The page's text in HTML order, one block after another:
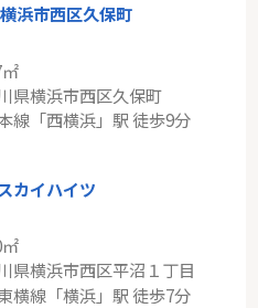
世田谷区用賀１丁目
浜市西区久保町
県横浜市西区久保町
線「西横浜」駅 徒歩9分
カイハイツ
県横浜市西区平沼１丁目
横線「横浜」駅 徒歩7分